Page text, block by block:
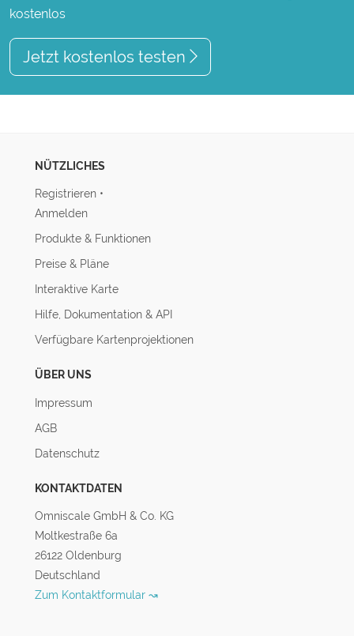
kostenlos
Jetzt kostenlos testen
NÜTZLICHES
Registrieren •
Anmelden
Produkte & Funktionen
Preise & Pläne
Interaktive Karte
Hilfe, Dokumentation & API
Verfügbare Kartenprojektionen
ÜBER UNS
Impressum
AGB
Datenschutz
KONTAKTDATEN
Omniscale GmbH & Co. KG
Moltkestraße 6a
26122 Oldenburg
Deutschland
Zum Kontaktformular ↝